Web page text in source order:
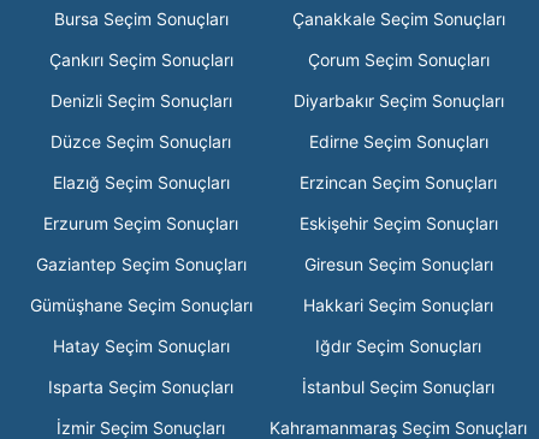
Bursa Seçim Sonuçları
Çanakkale Seçim Sonuçları
Çankırı Seçim Sonuçları
Çorum Seçim Sonuçları
Denizli Seçim Sonuçları
Diyarbakır Seçim Sonuçları
Düzce Seçim Sonuçları
Edirne Seçim Sonuçları
Elazığ Seçim Sonuçları
Erzincan Seçim Sonuçları
Erzurum Seçim Sonuçları
Eskişehir Seçim Sonuçları
Gaziantep Seçim Sonuçları
Giresun Seçim Sonuçları
Gümüşhane Seçim Sonuçları
Hakkari Seçim Sonuçları
Hatay Seçim Sonuçları
Iğdır Seçim Sonuçları
Isparta Seçim Sonuçları
İstanbul Seçim Sonuçları
İzmir Seçim Sonuçları
Kahramanmaraş Seçim Sonuçları